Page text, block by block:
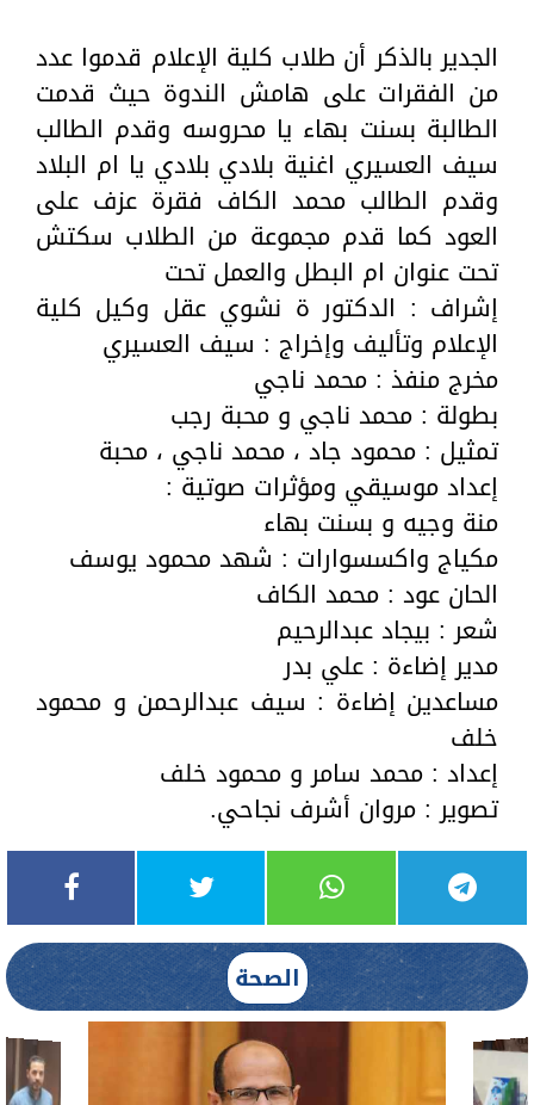
الجدير بالذكر أن طلاب كلية الإعلام قدموا عدد
من الفقرات على هامش الندوة حيث قدمت
الطالبة بسنت بهاء يا محروسه وقدم الطالب
سيف العسيري اغنية بلادي بلادي يا ام البلاد
وقدم الطالب محمد الكاف فقرة عزف على
العود كما قدم مجموعة من الطلاب سكتش
تحت عنوان ام البطل والعمل تحت
إشراف : الدكتور ة نشوي عقل وكيل كلية
الإعلام وتأليف وإخراج : سيف العسيري
مخرج منفذ : محمد ناجي
بطولة : محمد ناجي و محبة رجب
تمثيل : محمود جاد ، محمد ناجي ، محبة
إعداد موسيقي ومؤثرات صوتية :
منة وجيه و بسنت بهاء
مكياج واكسسوارات : شهد محمود يوسف
الحان عود : محمد الكاف
شعر : بيجاد عبدالرحيم
مدير إضاءة : علي بدر
مساعدين إضاءة : سيف عبدالرحمن و محمود
خلف
إعداد : محمد سامر و محمود خلف
تصوير : مروان أشرف نجاحي.
الصحة